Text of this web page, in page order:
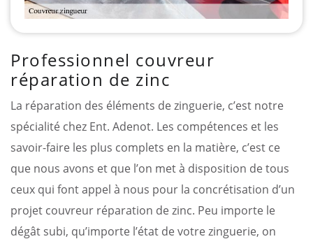
Professionnel couvreur
réparation de zinc
La réparation des éléments de zinguerie, c’est notre
spécialité chez Ent. Adenot. Les compétences et les
savoir-faire les plus complets en la matière, c’est ce
que nous avons et que l’on met à disposition de tous
ceux qui font appel à nous pour la concrétisation d’un
projet couvreur réparation de zinc. Peu importe le
dégât subi, qu’importe l’état de votre zinguerie, on